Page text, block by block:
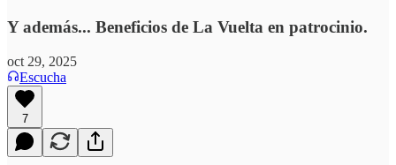
Y además... Beneficios de La Vuelta en patrocinio.
oct 29, 2025
Escucha
7